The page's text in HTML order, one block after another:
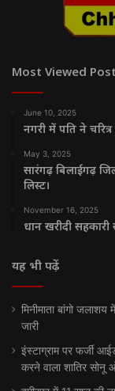
Most Viewed
June 10, 2025
नगरी में पति ने
May 3, 2025
सारंगढ़ बिलाईगढ़
लिस्ट।
November 16, 2025
धान खरीदी
यह भी पढ़ें
मिनीमाता बांगो
जारी
इंस्टाग्राम पर फर्जी
करने वाला शातिर